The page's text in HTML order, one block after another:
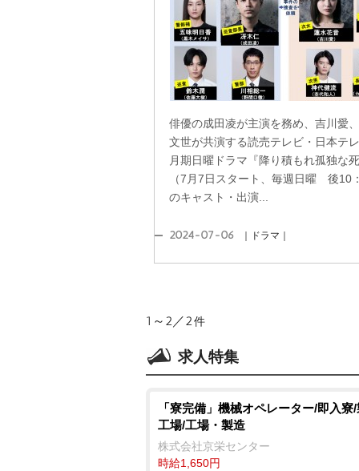
俳優の成田凌が主演を務め、吉川愛
文世が共演する読売テレビ・日本テ
月期日曜ドラマ『降り積もれ孤独な
（7月7日スタート、毎週日曜 後10
のキャスト・出演...
2024-07-06 ｜ドラマ｜
1～2／2件
求人特集
「寮完備」機械オペレーター/即入寮
工場/工場・製造
株式会社京栄センター
時給1,650円